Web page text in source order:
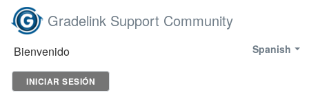
Gradelink Support Community
Spanish
Bienvenido
INICIAR SESIÓN